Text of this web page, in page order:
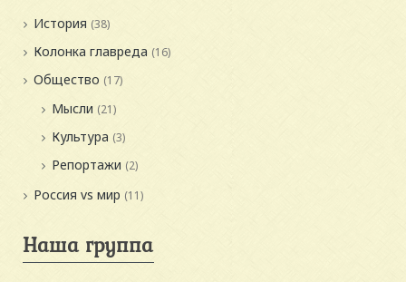
История (38)
Колонка главреда (16)
Общество (17)
Мысли (21)
Культура (3)
Репортажи (2)
Россия vs мир (11)
Наша группа